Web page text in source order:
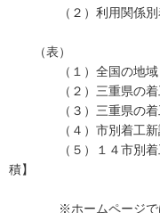
（２）利用関係別着
（表）
（１）全国の地域・
（２）三重県の着工
（３）三重県の着工
（４）市別着工新設
（５）１４市別着工
積】
※ホームページでは、